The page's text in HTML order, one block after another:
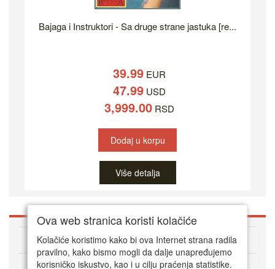
Bajaga i Instruktori - Sa druge strane jastuka [re...
39.99EUR
47.99USD
3,999.00RSD
Dodaj u korpu
Više detalja
O DVD Zoni
Kako kupovati online
Ova web stranica koristi kolačiće
Kolačiće koristimo kako bi ova Internet strana radila
pravilno, kako bismo mogli da dalje unapređujemo
korisničko iskustvo, kao i u cilju praćenja statistike.